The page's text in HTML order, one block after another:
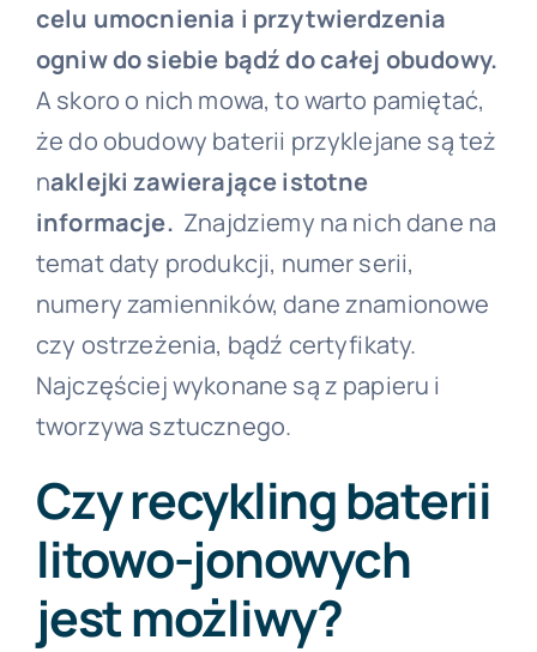
celu umocnienia i przytwierdzenia
ogniw do siebie bądź do całej obudowy.
A skoro o nich mowa, to warto pamiętać,
że do obudowy baterii przyklejane są też
naklejki zawierające istotne
informacje. Znajdziemy na nich dane na
temat daty produkcji, numer serii,
numery zamienników, dane znamionowe
czy ostrzeżenia, bądź certyfikaty.
Najczęściej wykonane są z papieru i
tworzywa sztucznego.
Czy recykling baterii
litowo-jonowych
jest możliwy?